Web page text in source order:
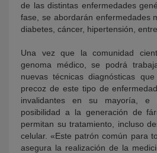
de las distintas enfermedades
fase, se abordarán enfermedades
diabetes, cáncer, hipertensión,
Una vez que la comunidad
genoma médico, se podrá
nuevas técnicas diagnósticas
precoz de este tipo de
invalidantes en su mayoría, e
posibilidad a la generación de
permitan su tratamiento, incluso
celular. «Este patrón común para
asegura la realización de la